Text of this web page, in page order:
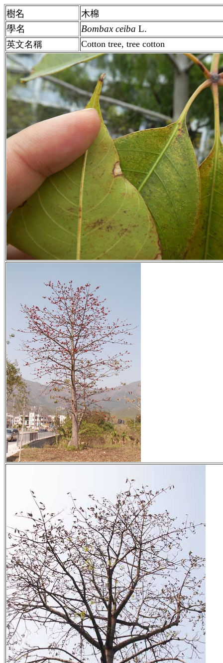
樹名 木棉
學名 Bombax ceiba L.
英文名稱 Cotton tree, tree cotton